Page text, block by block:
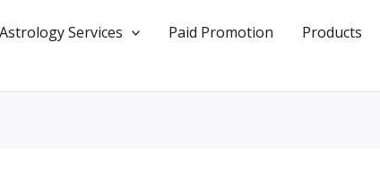
Astrology Services Paid Promotion Products